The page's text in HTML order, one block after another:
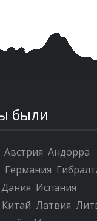
были
Австрия Андорра
Германия
Дания Испания
Китай Латвия